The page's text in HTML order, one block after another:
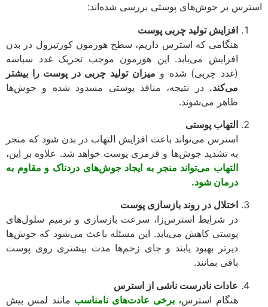
بر جوش‌های پوستی بررسی شده‌اند:
افزایش تولید چربی پوست
هنگامی که استرس داریم، سطح هورمون کورتیزول در بدن
افزایش می‌یابد. این هورمون موجب تحریک غدد سباسه
(غدد چربی) شده ومیزان تولید چربی در پوست را بیشتر
می‌کند. در نتیجه، منافذ پوستی مسدود شده و جوش‌ها
ظاهر می‌شوند.
التهاب پوستی
استرس می‌تواند باعث افزایش التهاب در بدن شود که منجر
به تشدید جوش‌ها و قرمزی پوست خواهد شد. علاوه بر این،
التهاب می‌تواند منجر به ایجاد جوش‌های دردناک و مقاوم به
درمان شود.
اختلال در روند بازسازی پوست
در شرایط استرس‌زا، سرعت بازسازی و ترمیم سلول‌های
پوستی کاهش می‌یابد. این مسئله باعث می‌شود که جوش‌ها
دیرتر بهبود یابند و جای زخم‌ها مدت بیشتری روی پوست
باقی بمانند.
عادات نادرست ناشی از استرس
هنگام استرس، برخی عادت‌های نامناسب مانند لمس بیش